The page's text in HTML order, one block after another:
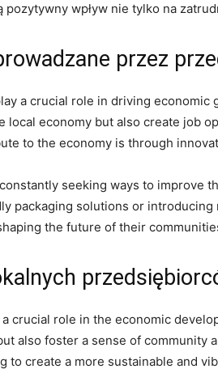
wpływ nie tylko ⁢na
przez
a crucial⁤ role in driving
‍local economy but also create job
to‍ the economy is through
seeking ways to improve
packaging solutions or
⁣the‌ future‍ of their
a crucial role in the economic
also foster a‌ sense ⁢of community
to create a more sustainable and